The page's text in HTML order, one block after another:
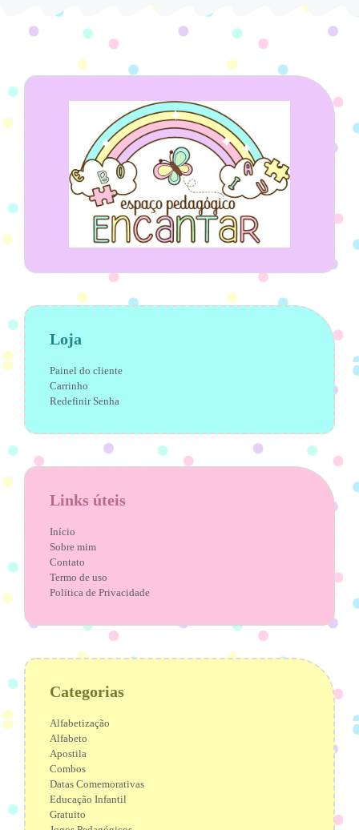
Loja
Painel do cliente
Carrinho
Redefinir Senha
Links úteis
Início
Sobre mim
Contato
Termo de uso
Política de Privacidade
Categorias
Alfabetização
Alfabeto
Apostila
Combos
Datas Comemorativas
Educação Infantil
Gratuito